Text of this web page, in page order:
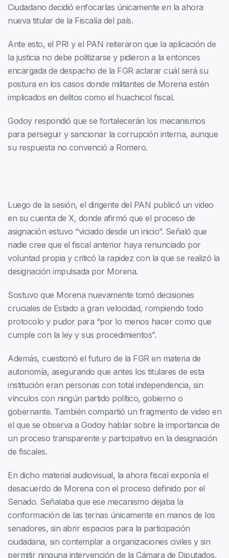
Ciudadano decidió enfocarlas únicamente en la ahora
nueva titular de la Fiscalía del país.
Ante esto, el PRI y el PAN reiteraron que la aplicación de
la justicia no debe politizarse y pidieron a la entonces
encargada de despacho de la FGR aclarar cuál será su
postura en los casos donde militantes de Morena estén
implicados en delitos como el huachicol fiscal.
Godoy respondió que se fortalecerán los mecanismos
para perseguir y sancionar la corrupción interna, aunque
su respuesta no convenció a Romero.
Luego de la sesión, el dirigente del PAN publicó un video
en su cuenta de X, donde afirmó que el proceso de
asignación estuvo “viciado desde un inicio”. Señaló que
nadie cree que el fiscal anterior haya renunciado por
voluntad propia y criticó la rapidez con la que se realizó la
designación impulsada por Morena.
Sostuvo que Morena nuevamente tomó decisiones
cruciales de Estado a gran velocidad, rompiendo todo
protocolo y pudor para “por lo menos hacer como que
cumple con la ley y sus procedimientos”.
Además, cuestionó el futuro de la FGR en materia de
autonomía, asegurando que antes los titulares de esta
institución eran personas con total independencia, sin
vínculos con ningún partido político, gobierno o
gobernante. También compartió un fragmento de video en
el que se observa a Godoy hablar sobre la importancia de
un proceso transparente y participativo en la designación
de fiscales.
En dicho material audiovisual, la ahora fiscal exponía el
desacuerdo de Morena con el proceso definido por el
Senado. Señalaba que ese mecanismo dejaba la
conformación de las ternas únicamente en manos de los
senadores, sin abrir espacios para la participación
ciudadana, sin contemplar a organizaciones civiles y sin
permitir ninguna intervención de la Cámara de Diputados.